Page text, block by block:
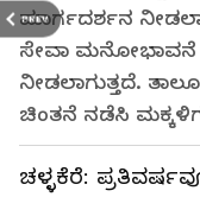
PREV
ಮಾರ್ಗದರ್ಶನ
ಸೇವಾ ಮನೋಭಾವನೆ
ನೀಡಲಾಗುತ್ತದೆ.
ಚಿಂತನೆ ನಡೆಸಿ
ಚಳ್ಳಕೆರೆ: